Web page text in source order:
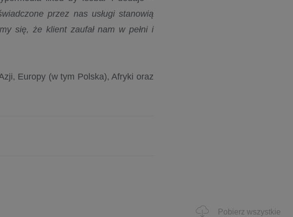
przez nas usługi stanowią
się, że klient zaufał nam w pełni i
Europy (w tym Polska), Afryki oraz
Pobierz wszystkie